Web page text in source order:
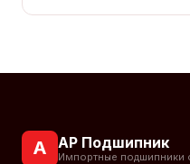
А АР Подшипник
Импортные подшипники